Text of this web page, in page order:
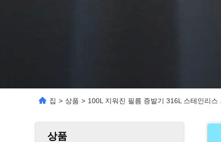
집 > 상품 > 100L 지워진 필름 증발기 316L 스테인리
상품